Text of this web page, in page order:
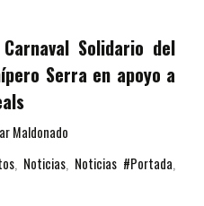
Solidario del
Serra en apoyo a
Maldonado
, Noticias, Noticias #Portada,